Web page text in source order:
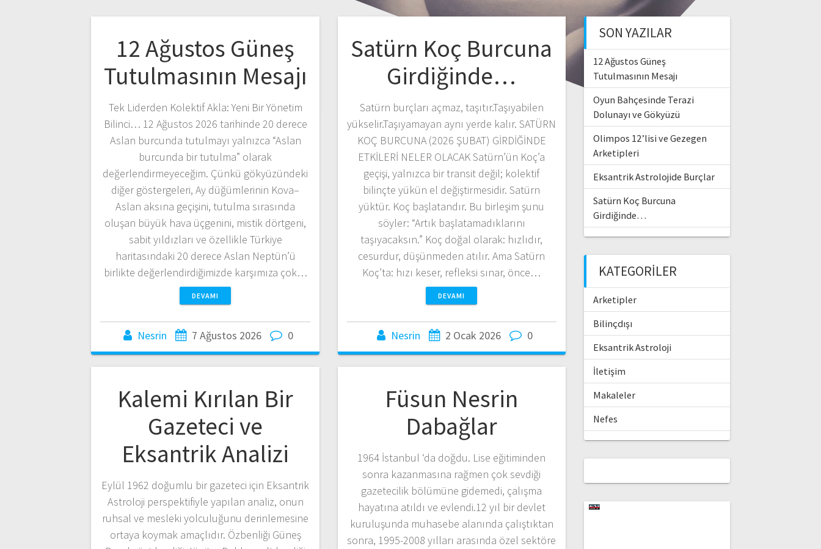
12 Ağustos Güneş
Tutulmasının Mesajı
Tek Liderden Kolektif Akla: Yeni Bir Yönetim
Bilinci… 12 Ağustos 2026 tarihinde 20 derece
Aslan burcunda tutulmayı yalnızca “Aslan
burcunda bir tutulma” olarak
değerlendirmeyeceğim. Çünkü gökyüzündeki
diğer göstergeleri, Ay düğümlerinin Kova–
Aslan aksına geçişini, tutulma sırasında
oluşan büyük hava üçgenini, mistik dörtgeni,
sabit yıldızları ve özellikle Türkiye
haritasındaki 20 derece Aslan Neptün’ü
birlikte değerlendirdiğimizde karşımıza çok…
DEVAMI
Nesrin 7 Ağustos 2026 0
Satürn Koç Burcuna
Girdiğinde…
Satürn burçları açmaz, taşıtır.Taşıyabilen
yükselir.Taşıyamayan aynı yerde kalır. SATÜRN
KOÇ BURCUNA (2026 ŞUBAT) GİRDİĞİNDE
ETKİLERİ NELER OLACAK Satürn’ün Koç’a
geçişi, yalnızca bir transit değil; kolektif
bilinçte yükün el değiştirmesidir. Satürn
yüktür. Koç başlatandır. Bu birleşim şunu
söyler: “Artık başlatamadıklarını
taşıyacaksın.” Koç doğal olarak: hızlıdır,
cesurdur, düşünmeden atılır. Ama Satürn
Koç’ta: hızı keser, refleksi sınar, önce…
DEVAMI
Nesrin 2 Ocak 2026 0
Kalemi Kırılan Bir
Gazeteci ve
Eksantrik Analizi
Eylül 1962 doğumlu bir gazeteci için Eksantrik
Astroloji perspektifiyle yapılan analiz, onun
ruhsal ve mesleki yolculuğunu derinlemesine
ortaya koymak amaçlıdır. Özbenliği Güneş
Füsun Nesrin
Dabağlar
1964 İstanbul ‘da doğdu. Lise eğitiminden
sonra kazanmasına rağmen çok sevdiği
gazetecilik bölümüne gidemedi, çalışma
hayatına atıldı ve evlendi.12 yıl bir devlet
kuruluşunda muhasebe alanında çalıştıktan
sonra, 1995-2008 yılları arasında özel sektöre
SON YAZILAR
12 Ağustos Güneş
Tutulmasının Mesajı
Oyun Bahçesinde Terazi
Dolunayı ve Gökyüzü
Olimpos 12’lisi ve Gezegen
Arketipleri
Eksantrik Astrolojide Burçlar
Satürn Koç Burcuna
Girdiğinde…
KATEGORILER
Arketipler
Bilinçdışı
Eksantrik Astroloji
İletişim
Makaleler
Nefes
Video